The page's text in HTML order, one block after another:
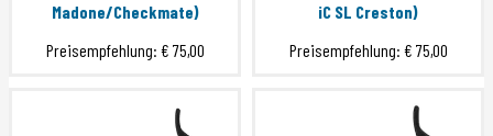
Madone/Checkmate)
Preisempfehlung: € 75,00
iC SL Creston)
Preisempfehlung: € 75,00